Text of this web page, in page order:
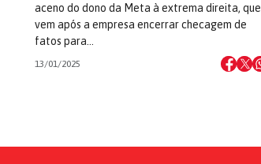
aceno do dono da Meta à extrema direita, que
vem após a empresa encerrar checagem de
fatos para…
13/01/2025